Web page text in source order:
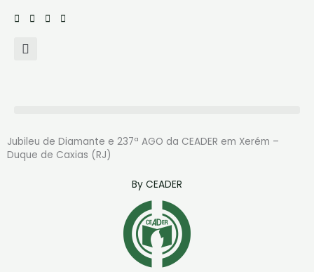
para
Jubileu de Diamante e 237ª AGO da CEADER em Xerém –
Duque de Caxias (RJ)
By CEADER